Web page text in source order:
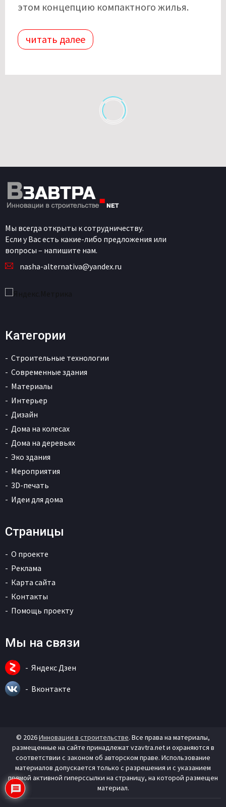
этом концепцию компактного жилья.
читать далее
Мы всегда открыты к сотрудничеству.
Если у Вас есть какие-либо предложения или
вопросы – напишите нам.
nasha-alternativa@yandex.ru
Категории
Строительные технологии
Современные здания
Материалы
Интерьер
Дизайн
Дома на колесах
Дома на деревьях
Эко здания
Мероприятия
3D-печать
Идеи для дома
Страницы
О проекте
Реклама
Карта сайта
Контакты
Помощь проекту
Мы на связи
Яндекс Дзен
Вконтакте
© 2026Инновации в строительстве. Все права на материалы,
размещенные на сайте принадлежат vzavtra.net и охраняются в
соответствии с законом об авторском праве. Использование
материалов допускается только с разрешения и с указанием
прямой активной гиперссылки на страницу, на которой размещен
материал.